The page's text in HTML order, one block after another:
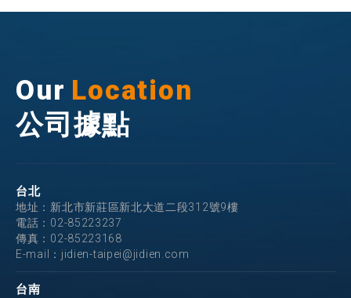
Our Location
公司據點
台北
地址：新北市新莊區新北大道二段312號9樓
電話： 02-85223237
傳真：02-85223168
E-mail： jidien-taipei@jidien.com
台南